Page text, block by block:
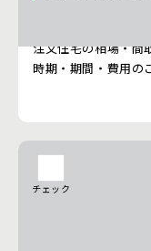
注文住宅の相場・間
時期・期間・費用の
チェック